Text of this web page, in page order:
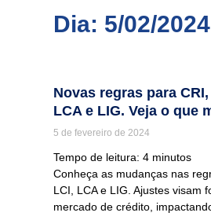
Dia: 5/02/2024
Novas regras para
LCA e LIG. Veja o que
5 de fevereiro de 2024
Tempo de leitura: 4 minutos
Conheça as mudanças nas
LCI, LCA e LIG. Ajustes visam
mercado de crédito,